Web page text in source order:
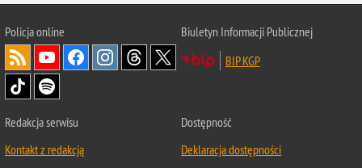
Policjaonline
Biuletyn Informacji Publicznej
BIP KGP
Redakcja serwisu
Kontakt z redakcją
Dostępność
Deklaracja dostępności